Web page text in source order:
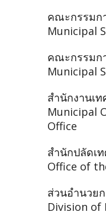
คณะกรรมก
Municipal
คณะกรรมก
Municipal
สำนักงานเท
Municipal
Office
สำนักปลัดเ
Office of
ส่วนอำนวย
Division of